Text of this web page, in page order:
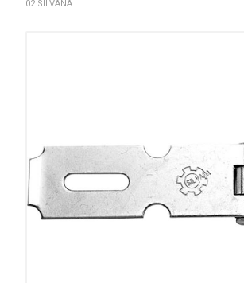
02 SILVANA